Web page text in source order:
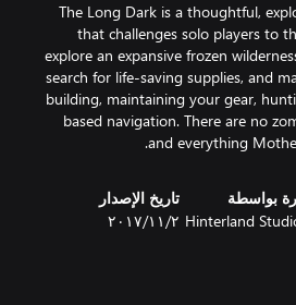
The Long Dark is a thoughtful,
that challenges solo players to
explore an expansive frozen
search for life-saving supplies, and
building, maintaining your gear,
based navigation. There are no
and everything
بواسطة
Hinterland
تاريخ الإصدار
٢‏/١١‏/٢٠١٧